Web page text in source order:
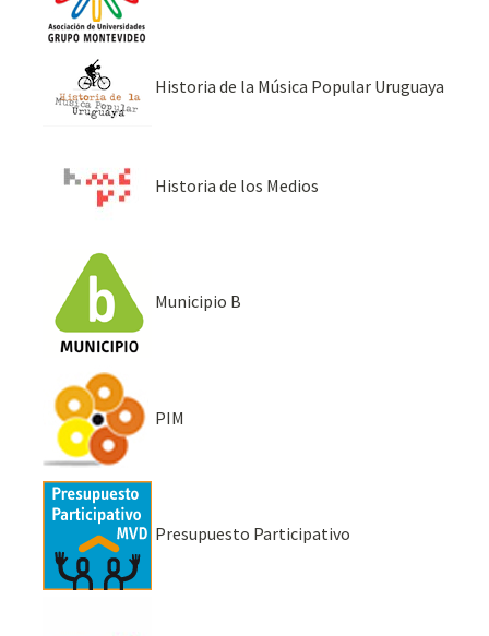
Historia de la Música Popular Uruguaya
Historia de los Medios
Municipio B
PIM
Presupuesto Participativo